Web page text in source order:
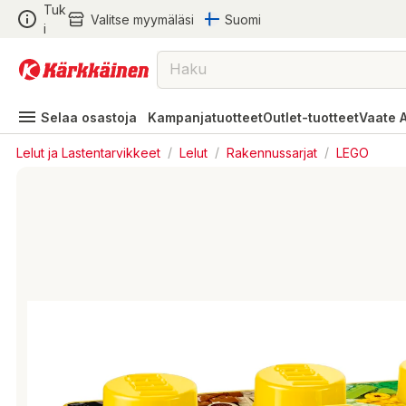
Tuk
i
Valitse myymäläsi Suomi
Selaa osastoja KampanjatuotteetOutlet-tuotteetVaate
Lelut ja Lastentarvikkeet / Lelut / Rakennussarjat / LEGO